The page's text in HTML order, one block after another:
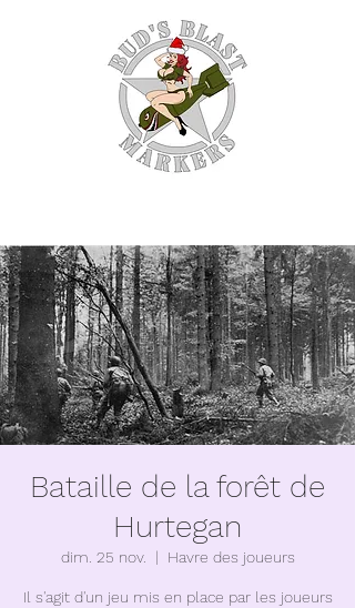
WE MAKE EM SO YOU
DON'T HAVE TO.
Bataille de la forêt de
Hurtegan
dim. 25 nov.
  |
Havre des joueurs
Il s'agit d'un jeu mis en place par les joueurs